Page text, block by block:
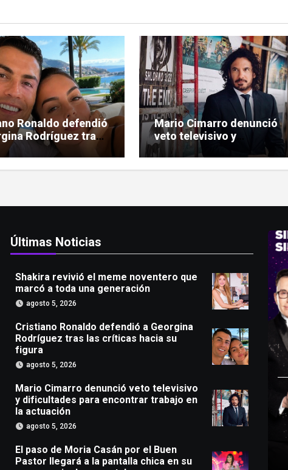
Ronaldo defendió
Rodríguez tras
hacia su figura
Mario Cimarro denunció
veto televisivo y
dificultades para encontrar
trabajo en la actuación
Últimas Noticias
Shakira revivió el meme noventero que
marcó a toda una generación
agosto 5, 2026
Cristiano Ronaldo defendió a Georgina
Rodríguez tras las críticas hacia su
figura
agosto 5, 2026
Mario Cimarro denunció veto televisivo
y dificultades para encontrar trabajo en
la actuación
agosto 5, 2026
El paso de Moria Casán por el Buen
Pastor llegará a la pantalla chica en su